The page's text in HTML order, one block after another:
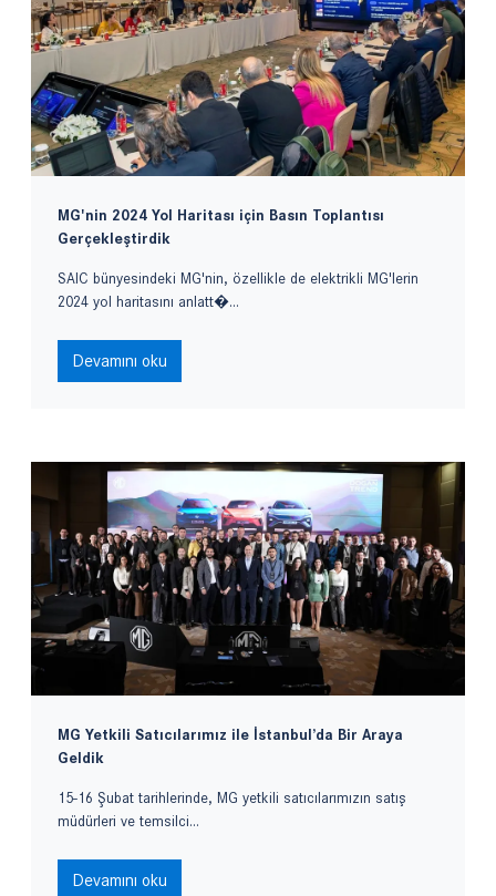
MG'nin 2024 Yol Haritası için Basın Toplantısı
Gerçekleştirdik
SAIC bünyesindeki MG'nin, özellikle de elektrikli MG'lerin
2024 yol haritasını anlatt�...
Devamını oku
MG Yetkili Satıcılarımız ile İstanbul’da Bir Araya
Geldik
15-16 Şubat tarihlerinde, MG yetkili satıcılarımızın satış
müdürleri ve temsilci...
Devamını oku